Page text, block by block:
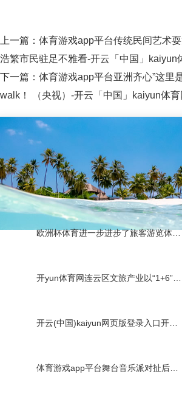
上一篇： 体育游戏app平台传统民间艺术耍
浩繁市民驻足不雅看-开云「中国」kaiyun
下一篇： 体育游戏app平台亚洲齐心”这里
walk！ （央视）-开云「中国」kaiyun体育
欧洲杯体育进一步进步了旅客游览体验-开云「中国」kaiyun体育网址-登录入口